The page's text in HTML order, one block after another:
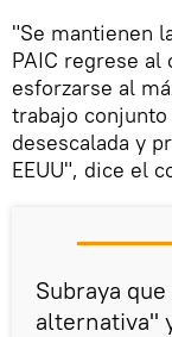
"Se mantienen
PAIC regrese al
esforzarse al
trabajo
desescalada y
EEUU", dice el
Subraya
alternativa"